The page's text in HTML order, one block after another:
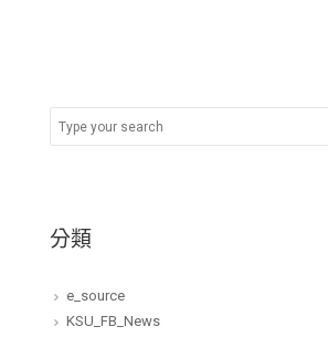
分類
e_source
KSU_FB_News